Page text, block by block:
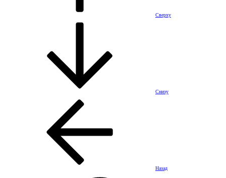
Сверху
Снизу
Назад